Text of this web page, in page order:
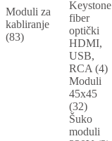
Moduli za
kabliranje
(83)
Keystone
fiber
optički
HDMI,
USB,
RCA (4)
Moduli
45x45
(32)
Šuko
moduli